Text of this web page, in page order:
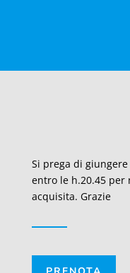
Si prega di giungere
entro le h.20.45
acquisita. Grazie